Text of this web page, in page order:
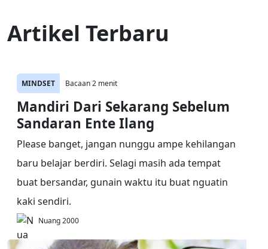
Artikel Terbaru
MINDSET Bacaan 2 menit
Mandiri Dari Sekarang Sebelum
Sandaran Ente Ilang
Please banget, jangan nunggu ampe kehilangan
baru belajar berdiri. Selagi masih ada tempat
buat bersandar, gunain waktu itu buat nguatin
kaki sendiri.
Nuang 2000